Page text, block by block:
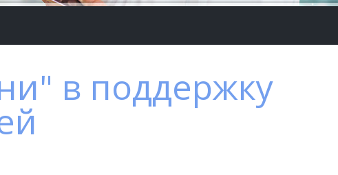
в поддержку